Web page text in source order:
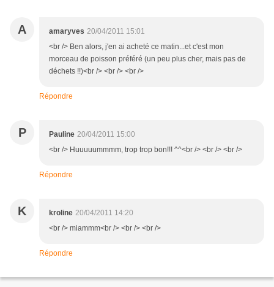
A amaryves 20/04/2011 15:01
<br /> Ben alors, j'en ai acheté ce matin...et c'est mon
morceau de poisson préféré (un peu plus cher, mais pas de
déchets !!)<br /> <br /> <br />
Répondre
P Pauline 20/04/2011 15:00
<br /> Huuuuummmm, trop trop bon!!! ^^<br /> <br /> <br />
Répondre
K kroline 20/04/2011 14:20
<br /> miammm<br /> <br /> <br />
Répondre